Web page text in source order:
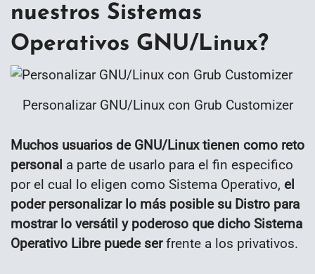
nuestros Sistemas
Operativos GNU/Linux?
Personalizar GNU/Linux con Grub Customizer
Muchos usuarios de GNU/Linux tienen como reto
personal a parte de usarlo para el fin especifico
por el cual lo eligen como Sistema Operativo, el
poder personalizar lo más posible su Distro para
mostrar lo versátil y poderoso que dicho Sistema
Operativo Libre puede serfrente a los privativos.